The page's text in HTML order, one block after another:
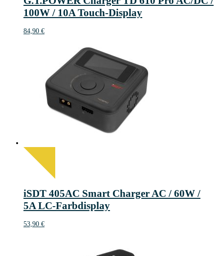
100W / 10A Touch-Display
84,90 €
iSDT 405AC Smart Charger AC / 60W /
5A LC-Farbdisplay
53,90 €